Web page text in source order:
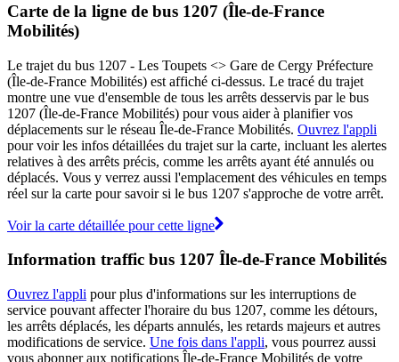
Carte de la ligne de bus 1207 (Île-de-France
Mobilités)
Le trajet du bus 1207 - Les Toupets <> Gare de Cergy Préfecture
(Île-de-France Mobilités) est affiché ci-dessus. Le tracé du trajet
montre une vue d'ensemble de tous les arrêts desservis par le bus
1207 (Île-de-France Mobilités) pour vous aider à planifier vos
déplacements sur le réseau Île-de-France Mobilités. Ouvrez l'appli
pour voir les infos détaillées du trajet sur la carte, incluant les alertes
relatives à des arrêts précis, comme les arrêts ayant été annulés ou
déplacés. Vous y verrez aussi l'emplacement des véhicules en temps
réel sur la carte pour savoir si le bus 1207 s'approche de votre arrêt.
Voir la carte détaillée pour cette ligne
Information traffic bus 1207 Île-de-France Mobilités
Ouvrez l'appli pour plus d'informations sur les interruptions de
service pouvant affecter l'horaire du bus 1207, comme les détours,
les arrêts déplacés, les départs annulés, les retards majeurs et autres
modifications de service. Une fois dans l'appli, vous pourrez aussi
vous abonner aux notifications Île-de-France Mobilités de votre